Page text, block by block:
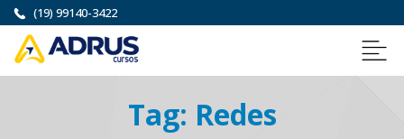
(19) 99140-3422
Tag: Redes